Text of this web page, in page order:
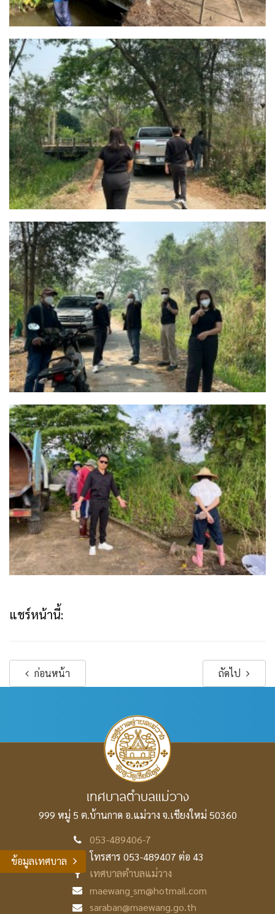
ข้อมูลเทศบาล
แชร์หน้านี้:
ก่อนหน้า ถัดไป
เทศบาลตำบลแม่วาง
999 หมู่ 5 ต.บ้านกาด อ.แม่วาง จ.เชียงใหม่ 50360
053-489406-7
โทรสาร 053-489407 ต่อ 43
เทศบาลตำบลแม่วาง
maewang_sm@hotmail.com
saraban@maewang.go.th